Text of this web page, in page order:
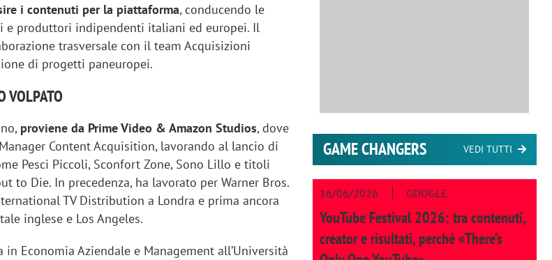
i contenuti per la piattaforma, conducendo le
produttori indipendenti italiani ed europei. Il
trasversale con il team Acquisizioni
di progetti paneuropei.
VOLPATO
proviene da Prime Video & Amazon Studios, dove
Content Acquisition, lavorando al lancio di
Pesci Piccoli, Sconfort Zone, Sono Lillo e titoli
to Die. In precedenza, ha lavorato per Warner Bros.
TV Distribution a Londra e prima ancora
inglese e Los Angeles.
Economia Aziendale e Management all’Università
GAME CHANGERS VEDI TUTTI
16/06/2026 GOOGLE
YouTube Festival 2026: tra contenuti,
creator e risultati, perché «There’s